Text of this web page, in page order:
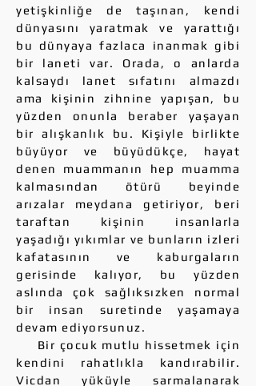
yetişkinliğe de taşınan, kendi
dünyasını yaratmak ve yarattığı
bu dünyaya fazlaca inanmak gibi
bir laneti var. Orada, o anlarda
kalsaydı lanet sıfatını almazdı
ama kişinin zihnine yapışan, bu
yüzden onunla beraber yaşayan
bir alışkanlık bu. Kişiyle birlikte
büyüyor ve büyüdükçe, hayat
denen muammanın hep muamma
kalmasından ötürü beyinde
arızalar meydana getiriyor, beri
taraftan kişinin insanlarla
yaşadığı yıkımlar ve bunların izleri
kafatasının ve kaburgaların
gerisinde kalıyor, bu yüzden
aslında çok sağlıksızken normal
bir insan suretinde yaşamaya
devam ediyorsunuz.
Bir çocuk mutlu hissetmek için
kendini rahatlıkla kandırabilir.
Vicdan yüküyle sarmalanarak